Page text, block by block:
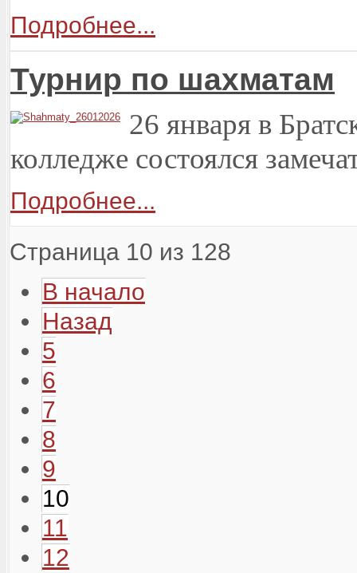
Подробнее...
Турнир по шахматам
26 января в
колледже состоялся
Подробнее...
Страница 10 из 128
В начало
Назад
5
6
7
8
9
10
11
12